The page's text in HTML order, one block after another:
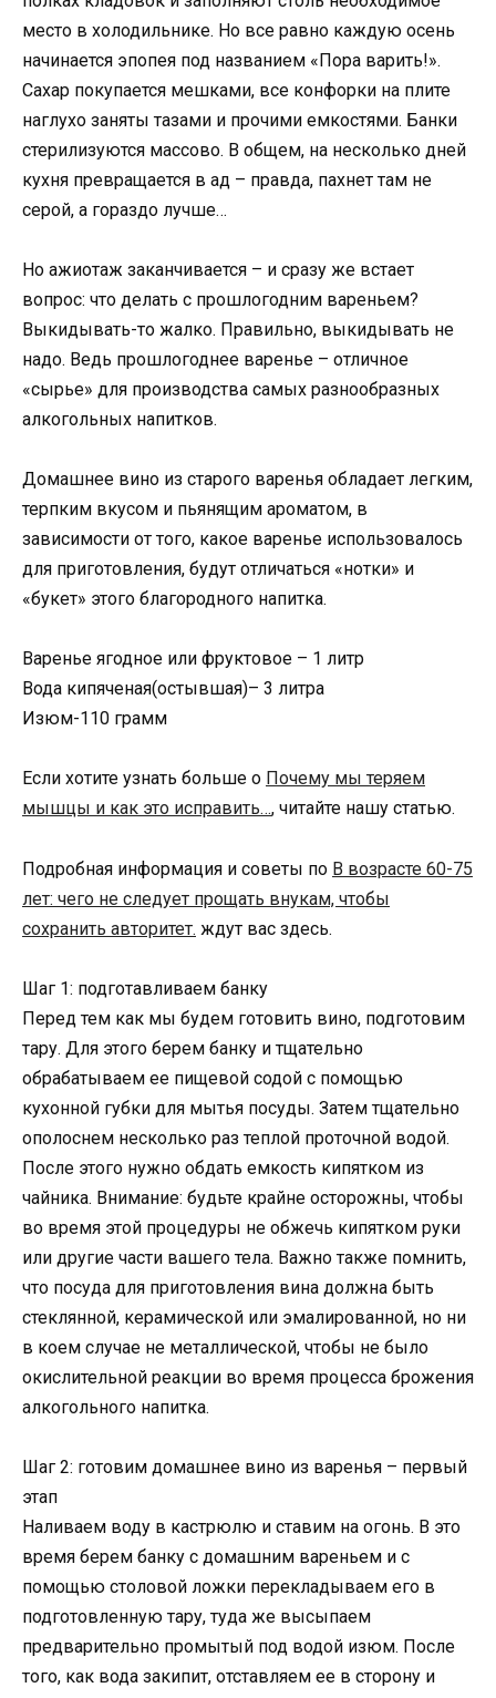
место в холодильнике. Но все равно каждую осень
начинается эпопея под названием «Пора варить!».
Сахар покупается мешками, все конфорки на плите
наглухо заняты тазами и прочими емкостями. Банки
стерилизуются массово. В общем, на несколько дней
кухня превращается в ад – правда, пахнет там не
серой, а гораздо лучше…
Но ажиотаж заканчивается – и сразу же встает
вопрос: что делать с прошлогодним вареньем?
Выкидывать-то жалко. Правильно, выкидывать не
надо. Ведь прошлогоднее варенье – отличное
«сырье» для производства самых разнообразных
алкогольных напитков.
Домашнее вино из старого варенья обладает легким,
терпким вкусом и пьянящим ароматом, в
зависимости от того, какое варенье использовалось
для приготовления, будут отличаться «нотки» и
«букет» этого благородного напитка.
Варенье ягодное или фруктовое – 1 литр
Вода кипяченая(остывшая)– 3 литра
Изюм-110 грамм
Если хотите узнать больше о Почему мы теряем
мышцы и как это исправить…, читайте нашу статью.
Подробная информация и советы по В возрасте 60-75
лет: чего не следует прощать внукам, чтобы
сохранить авторитет. ждут вас здесь.
Шаг 1: подготавливаем банку
Перед тем как мы будем готовить вино, подготовим
тару. Для этого берем банку и тщательно
обрабатываем ее пищевой содой с помощью
кухонной губки для мытья посуды. Затем тщательно
ополоснем несколько раз теплой проточной водой.
После этого нужно обдать емкость кипятком из
чайника. Внимание: будьте крайне осторожны, чтобы
во время этой процедуры не обжечь кипятком руки
или другие части вашего тела. Важно также помнить,
что посуда для приготовления вина должна быть
стеклянной, керамической или эмалированной, но ни
в коем случае не металлической, чтобы не было
окислительной реакции во время процесса брожения
алкогольного напитка.
Шаг 2: готовим домашнее вино из варенья – первый
этап
Наливаем воду в кастрюлю и ставим на огонь. В это
время берем банку с домашним вареньем и с
помощью столовой ложки перекладываем его в
подготовленную тару, туда же высыпаем
предварительно промытый под водой изюм. После
того, как вода закипит, отставляем ее в сторону и